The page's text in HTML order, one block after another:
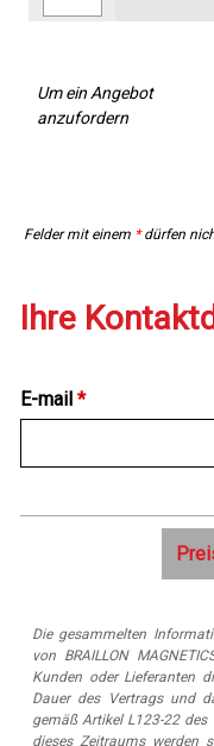
Um ein Angebot
anzufordern
Felder mit einem *dürfen
Ihre
E-mail *
Die gesammelten
von BRAILLON
Kunden oder Lieferanten
Dauer des Vertrags und
gemäß Artikel L123-22
dieses Zeitraums werden